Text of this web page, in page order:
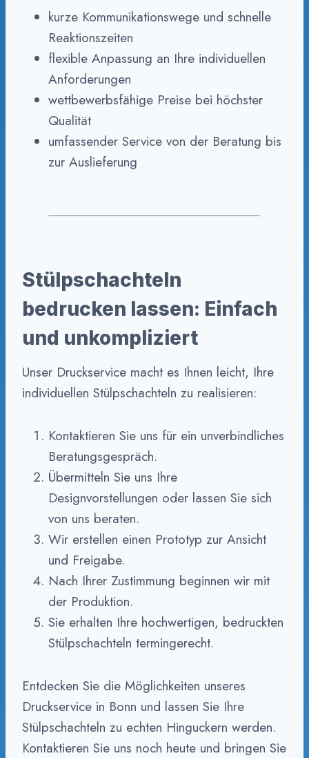
kurze Kommunikationswege und schnelle
Reaktionszeiten
flexible Anpassung an Ihre individuellen
Anforderungen
wettbewerbsfähige Preise bei höchster
Qualität
umfassender Service von der Beratung bis
zur Auslieferung
Stülpschachteln
bedrucken lassen: Einfach
und unkompliziert
Unser Druckservice macht es Ihnen leicht, Ihre
individuellen Stülpschachteln zu realisieren:
Kontaktieren Sie uns für ein unverbindliches
Beratungsgespräch.
Übermitteln Sie uns Ihre
Designvorstellungen oder lassen Sie sich
von uns beraten.
Wir erstellen einen Prototyp zur Ansicht
und Freigabe.
Nach Ihrer Zustimmung beginnen wir mit
der Produktion.
Sie erhalten Ihre hochwertigen, bedruckten
Stülpschachteln termingerecht.
Entdecken Sie die Möglichkeiten unseres
Druckservice in Bonn und lassen Sie Ihre
Stülpschachteln zu echten Hinguckern werden.
Kontaktieren Sie uns noch heute und bringen Sie